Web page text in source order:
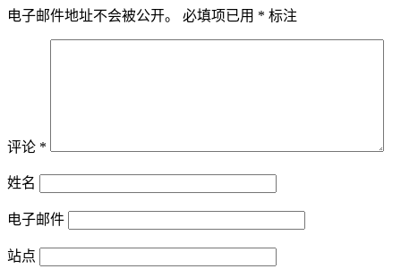
电子邮件地址不会被公开。 必填项已用 * 标注
评论 *
姓名
电子邮件
站点